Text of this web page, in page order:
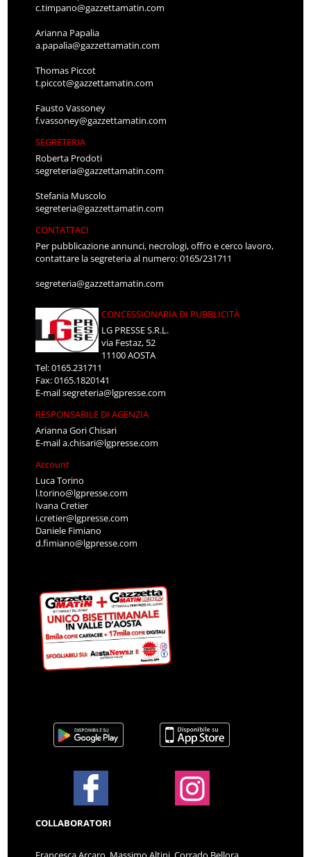
c.timpano@gazzettamatin.com
Arianna Papalia
a.papalia@gazzettamatin.com
Thomas Piccot
t.piccot@gazzettamatin.com
Fausto Vassoney
f.vassoney@gazzettamatin.com
SEGRETERIA
Roberta Prodoti
segreteria@gazzettamatin.com
Stefania Muscolo
segreteria@gazzettamatin.com
CONTATTACI
Per pubblicazione annunci, necrologi, offro e cerco lavoro,
contattare la segreteria al numero: 0165/231711
segreteria@gazzettamatin.com
CONCESSIONARIA DI PUBBLICITÀ
LG PRESSE S.R.L.
via Festaz, 52
11100 AOSTA
Tel: 0165.231711
Fax: 0165.1820141
E-mailsegreteria@lgpresse.com
RESPONSABILE DI AGENZIA
Arianna Gori Chisari
E-maila.chisari@lgpresse.com
Account
Luca Torino
l.torino@lgpresse.com
Ivana Cretier
i.cretier@lgpresse.com
Daniele Fimiano
d.fimiano@lgpresse.com
COLLABORATORI